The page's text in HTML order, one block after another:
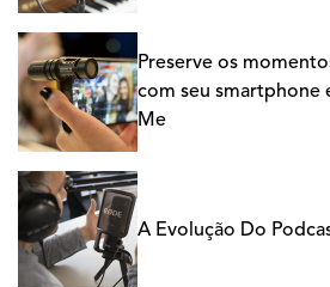
Preserve os
com seu smartphone
Me
A Evolução Do